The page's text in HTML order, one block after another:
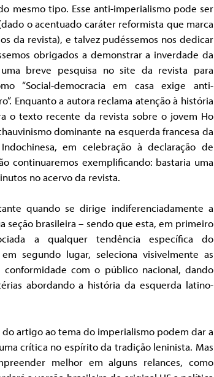
mesmo tipo. Esse anti-imperialismo pode ser
o acentuado caráter reformista que marca
da revista), e talvez pudéssemos nos dedicar
obrigados a demonstrar a inverdade da
uma breve pesquisa no site da revista para
“Social-democracia em casa exige anti-
Enquanto a autora reclama atenção à história
o texto recente da revista sobre o jovem Ho
dominante na esquerda francesa da
em celebração à declaração de
continuaremos exemplificando: bastaria uma
no acervo da revista.
quando se dirige indiferenciadamente a
seção brasileira – sendo que esta, em primeiro
a qualquer tendência específica do
segundo lugar, seleciona visivelmente as
com o público nacional, dando
abordando a história da esquerda latino-
artigo ao tema do imperialismo podem dar a
crítica no espírito da tradição leninista. Mas
melhor em alguns relances, como